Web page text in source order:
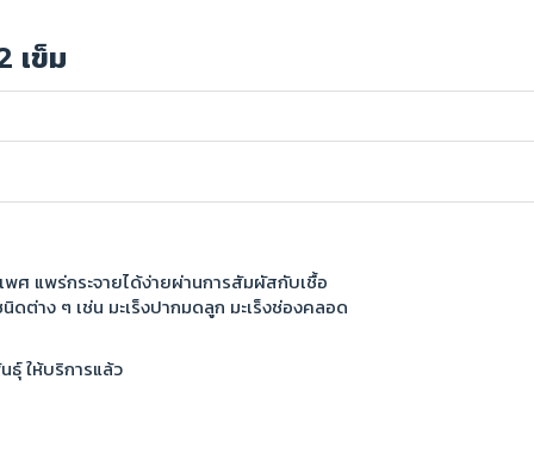
เข็ม
ศ แพร่กระจายได้ง่ายผ่านการสัมผัสกับเชื้อ
ต่าง ๆ เช่น มะเร็งปากมดลูก มะเร็งช่องคลอด
ให้บริการแล้ว